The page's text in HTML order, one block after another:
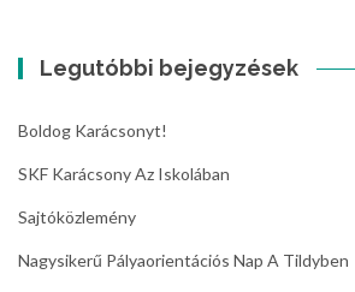
Legutóbbi bejegyzések
Boldog Karácsonyt!
SKF Karácsony Az Iskolában
Sajtóközlemény
Nagysikerű Pályaorientációs Nap A Tildyben